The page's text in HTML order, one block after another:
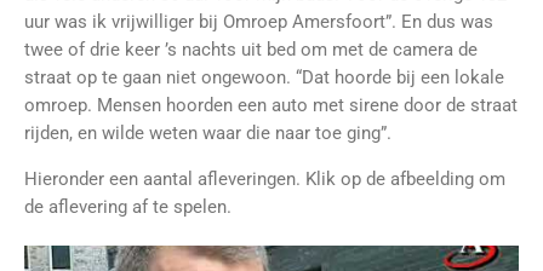
uur was ik vrijwilliger bij Omroep Amersfoort”. En dus was
twee of drie keer ’s nachts uit bed om met de camera de
straat op te gaan niet ongewoon. “Dat hoorde bij een lokale
omroep. Mensen hoorden een auto met sirene door de straat
rijden, en wilde weten waar die naar toe ging”.
Hieronder een aantal afleveringen. Klik op de afbeelding om
de aflevering af te spelen.